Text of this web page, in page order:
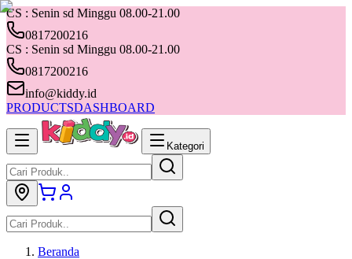
CS : Senin sd Minggu 08.00-21.00
0817200216
CS : Senin sd Minggu 08.00-21.00
0817200216
info@kiddy.id
PRODUCTSDASHBOARD
Kategori
Beranda